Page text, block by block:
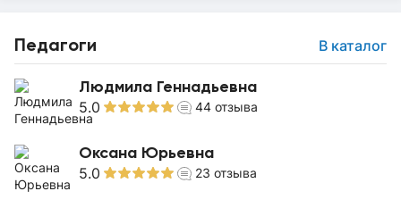
Педагоги В каталог
Людмила Геннадьевна
5.0 44 отзыва
Оксана Юрьевна
5.0 23 отзыва